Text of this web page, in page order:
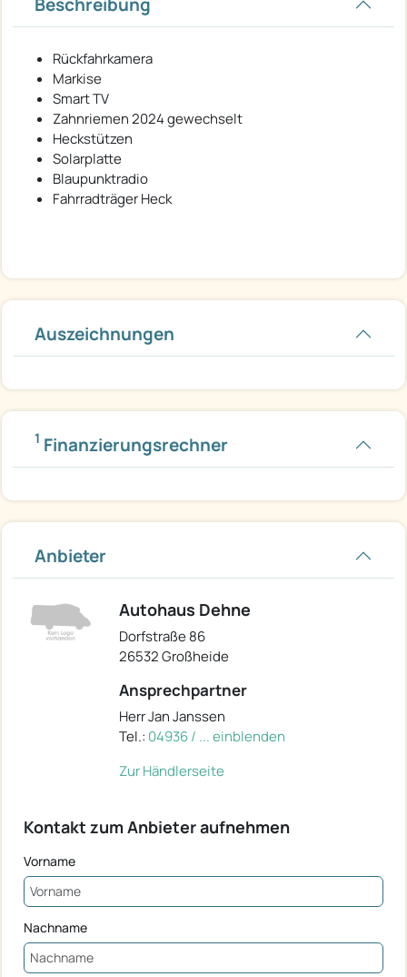
Rückfahrkamera
Markise
Smart TV
Zahnriemen 2024 gewechselt
Heckstützen
Solarplatte
Blaupunktradio
Fahrradträger Heck
Auszeichnungen
1 Finanzierungsrechner
Anbieter
Autohaus Dehne
Dorfstraße 86
26532 Großheide
Ansprechpartner
Herr Jan Janssen
Tel.: 04936 / ... einblenden
Zur Händlerseite
Kontakt zum Anbieter aufnehmen
Vorname
Nachname